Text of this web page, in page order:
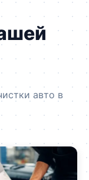
авто в